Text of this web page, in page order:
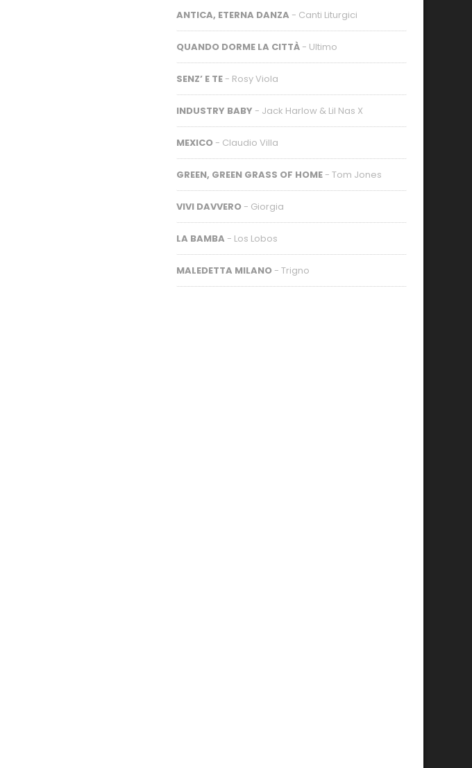
ANTICA, ETERNA DANZA - Canti Liturgici
QUANDO DORME LA CITTÀ - Ultimo
SENZ’ E TE - Rosy Viola
INDUSTRY BABY - Jack Harlow & Lil Nas X
MEXICO - Claudio Villa
GREEN, GREEN GRASS OF HOME - Tom Jones
VIVI DAVVERO - Giorgia
LA BAMBA - Los Lobos
MALEDETTA MILANO - Trigno